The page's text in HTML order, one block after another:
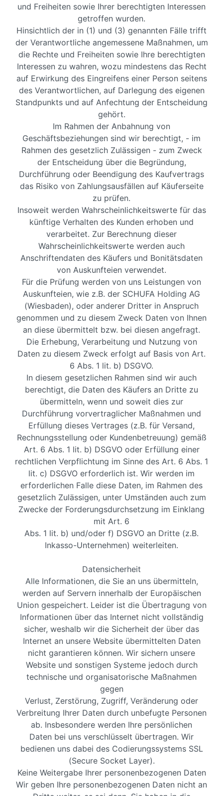
und Freiheiten sowie Ihrer berechtigten Interessen
getroffen wurden.
Hinsichtlich der in (1) und (3) genannten Fälle trifft
der Verantwortliche angemessene Maßnahmen, um
die Rechte und Freiheiten sowie Ihre berechtigten
Interessen zu wahren, wozu mindestens das Recht
auf Erwirkung des Eingreifens einer Person seitens
des Verantwortlichen, auf Darlegung des eigenen
Standpunkts und auf Anfechtung der Entscheidung
gehört.
Im Rahmen der Anbahnung von
Geschäftsbeziehungen sind wir berechtigt, - im
Rahmen des gesetzlich Zulässigen - zum Zweck
der Entscheidung über die Begründung,
Durchführung oder Beendigung des Kaufvertrags
das Risiko von Zahlungsausfällen auf Käuferseite
zu prüfen.
Insoweit werden Wahrscheinlichkeitswerte für das
künftige Verhalten des Kunden erhoben und
verarbeitet. Zur Berechnung dieser
Wahrscheinlichkeitswerte werden auch
Anschriftendaten des Käufers und Bonitätsdaten
von Auskunfteien verwendet.
Für die Prüfung werden von uns Leistungen von
Auskunfteien, wie z.B. der SCHUFA Holding AG
(Wiesbaden), oder anderer Dritter in Anspruch
genommen und zu diesem Zweck Daten von Ihnen
an diese übermittelt bzw. bei diesen angefragt.
Die Erhebung, Verarbeitung und Nutzung von
Daten zu diesem Zweck erfolgt auf Basis von Art.
6 Abs. 1 lit. b) DSGVO.
In diesem gesetzlichen Rahmen sind wir auch
berechtigt, die Daten des Käufers an Dritte zu
übermitteln, wenn und soweit dies zur
Durchführung vorvertraglicher Maßnahmen und
Erfüllung dieses Vertrages (z.B. für Versand,
Rechnungsstellung oder Kundenbetreuung) gemäß
Art. 6 Abs. 1 lit. b) DSGVO oder Erfüllung einer
rechtlichen Verpflichtung im Sinne des Art. 6 Abs. 1
lit. c) DSGVO erforderlich ist. Wir werden im
erforderlichen Falle diese Daten, im Rahmen des
gesetzlich Zulässigen, unter Umständen auch zum
Zwecke der Forderungsdurchsetzung im Einklang
mit Art. 6
Abs. 1 lit. b) und/oder f) DSGVO an Dritte (z.B.
Inkasso-Unternehmen) weiterleiten.
Datensicherheit
Alle Informationen, die Sie an uns übermitteln,
werden auf Servern innerhalb der Europäischen
Union gespeichert. Leider ist die Übertragung von
Informationen über das Internet nicht vollständig
sicher, weshalb wir die Sicherheit der über das
Internet an unsere Website übermittelten Daten
nicht garantieren können. Wir sichern unsere
Website und sonstigen Systeme jedoch durch
technische und organisatorische Maßnahmen
gegen
Verlust, Zerstörung, Zugriff, Veränderung oder
Verbreitung Ihrer Daten durch unbefugte Personen
ab. Insbesondere werden Ihre persönlichen
Daten bei uns verschlüsselt übertragen. Wir
bedienen uns dabei des Codierungssystems SSL
(Secure Socket Layer).
Keine Weitergabe Ihrer personenbezogenen Daten
Wir geben Ihre personenbezogenen Daten nicht an